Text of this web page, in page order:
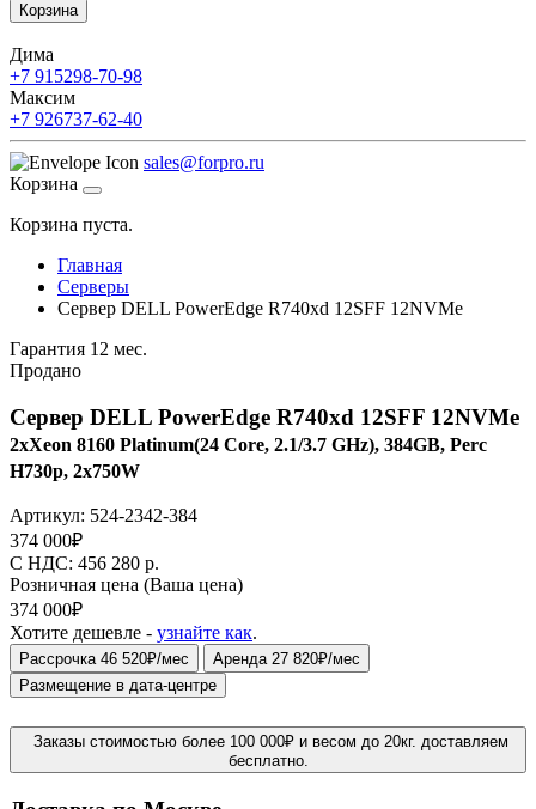
Корзина
Дима
+7 915298-70-98
Максим
+7 926737-62-40
sales@forpro.ru
Корзина
Корзина пуста.
Главная
Серверы
Сервер DELL PowerEdge R740xd 12SFF 12NVMe
Гарантия 12 мес.
Продано
Сервер DELL PowerEdge R740xd 12SFF 12NVMe
2xXeon 8160 Platinum(24 Core, 2.1/3.7 GHz), 384GB, Perc
H730p, 2x750W
Артикул: 524-2342-384
374 000₽
C НДС: 456 280 р.
Розничная цена (Ваша цена)
374 000₽
Хотите дешевле - узнайте как.
Рассрочка 46 520₽/мес
Аренда 27 820₽/мес
Размещение в дата-центре
Заказы стоимостью более 100 000₽ и весом до 20кг. доставляем
бесплатно.